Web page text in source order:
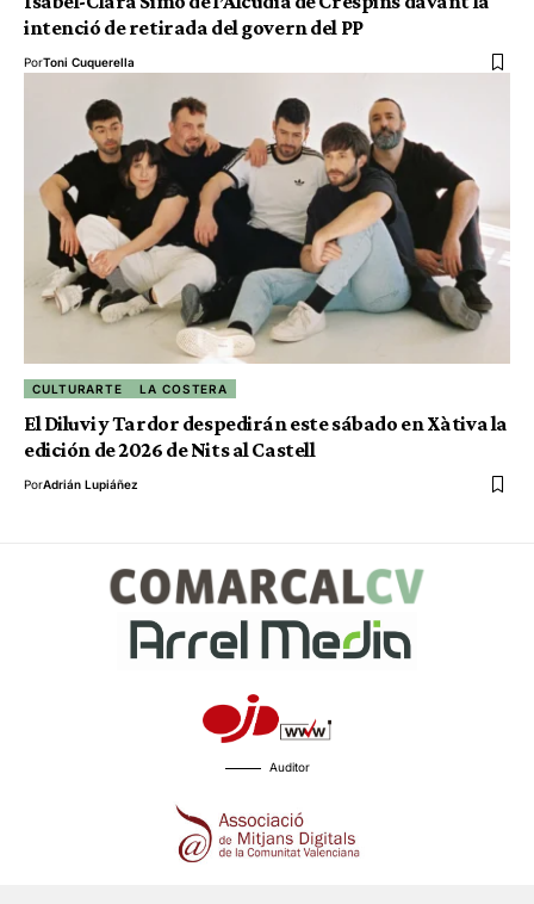
intenció de retirada del govern del PP
PorToni Cuquerella
CULTURARTE LA COSTERA
El Diluvi y Tardor despedirán este sábado en Xàtiva la
edición de 2026 de Nits al Castell
PorAdrián Lupiáñez
Auditor